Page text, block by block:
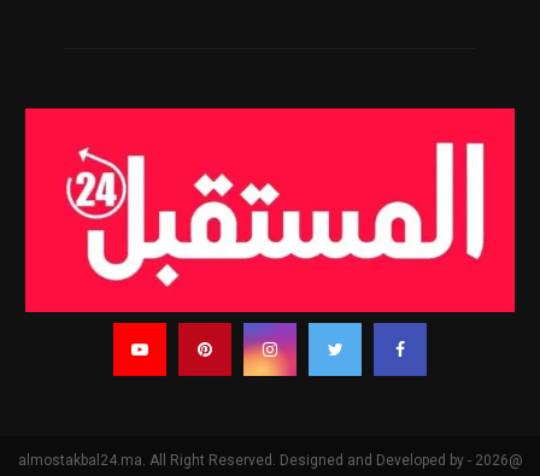
@2026 - almostakbal24.ma. All Right Reserved. Designed and Developed by